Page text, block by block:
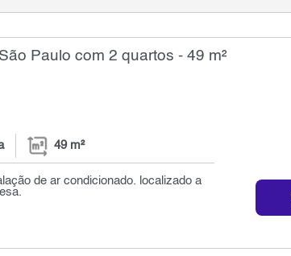
Paulo com 2 quartos - 49 m²
49 m²
de ar condicionado. localizado a